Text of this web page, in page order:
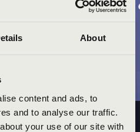
About
content and ads, to
and to analyse our traffic.
your use of our site with